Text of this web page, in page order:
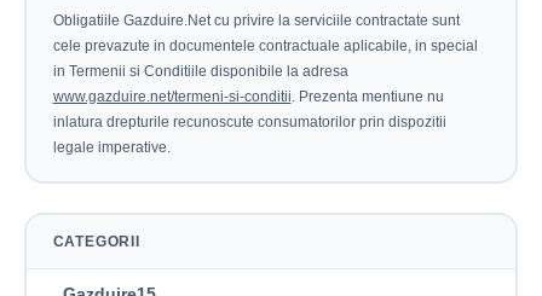
Obligatiile Gazduire.Net cu privire la serviciile contractate sunt
cele prevazute in documentele contractuale aplicabile, in special
in Termenii si Conditiile disponibile la adresa
www.gazduire.net/termeni-si-conditii . Prezenta mentiune nu
inlatura drepturile recunoscute consumatorilor prin dispozitii
legale imperative.
CATEGORII